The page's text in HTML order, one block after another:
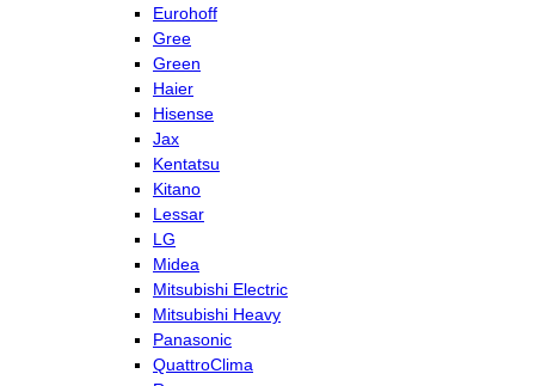
Eurohoff
Gree
Green
Haier
Hisense
Jax
Kentatsu
Kitano
Lessar
LG
Midea
Mitsubishi Electric
Mitsubishi Heavy
Panasonic
QuattroClima